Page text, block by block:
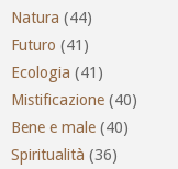
Natura (44)
Futuro (41)
Ecologia (41)
Mistificazione (40)
Bene e male (40)
Spiritualità (36)